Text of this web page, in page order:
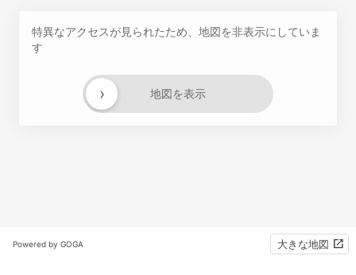
特異なアクセスが見られたため、地図を非表示にしていま
す
地図を表示
›
Powered by GOGA 大きな地図